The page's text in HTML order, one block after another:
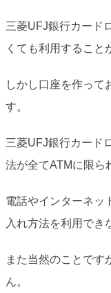
三菱UFJ銀行カード
くても利用すること
しかし口座を作って
す。
三菱UFJ銀行カード
法が全てATMに限ら
電話やインターネッ
入れ方法を利用でき
また当然のことです
ん。